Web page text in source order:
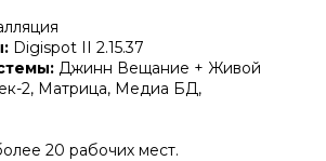
Digispot II 2.15.37
Джинн Вещание + Живой
2, Матрица, Медиа БД,
20 рабочих мест.